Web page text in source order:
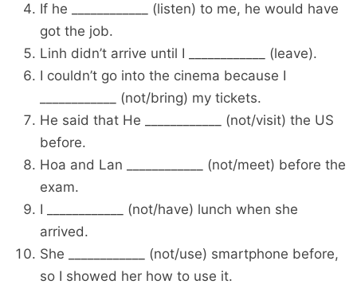
If he ____________ (listen) to me, he would have
got the job.
Linh didn’t arrive until I ____________ (leave).
I couldn’t go into the cinema because I
____________ (not/bring) my tickets.
He said that He ____________ (not/visit) the US
before.
Hoa and Lan ____________ (not/meet) before the
exam.
I ____________ (not/have) lunch when she
arrived.
She ____________ (not/use) smartphone before,
so I showed her how to use it.